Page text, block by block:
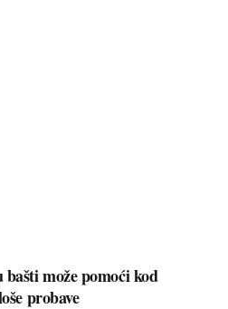
može pomoći kod
probave